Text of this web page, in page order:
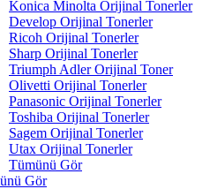
Konica Minolta Orijinal Tonerler
Develop Orijinal Tonerler
Ricoh Orijinal Tonerler
Sharp Orijinal Tonerler
Triumph Adler Orijinal Toner
Olivetti Orijinal Tonerler
Panasonic Orijinal Tonerler
Toshiba Orijinal Tonerler
Sagem Orijinal Tonerler
Utax Orijinal Tonerler
Tümünü Gör
Gör